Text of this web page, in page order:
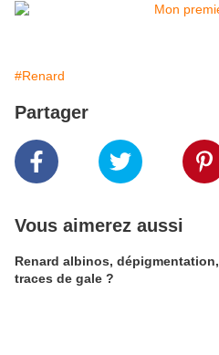
#Renard
Partager
Vous aimerez aussi
Renard albinos, dépigmentation,
traces de gale ?